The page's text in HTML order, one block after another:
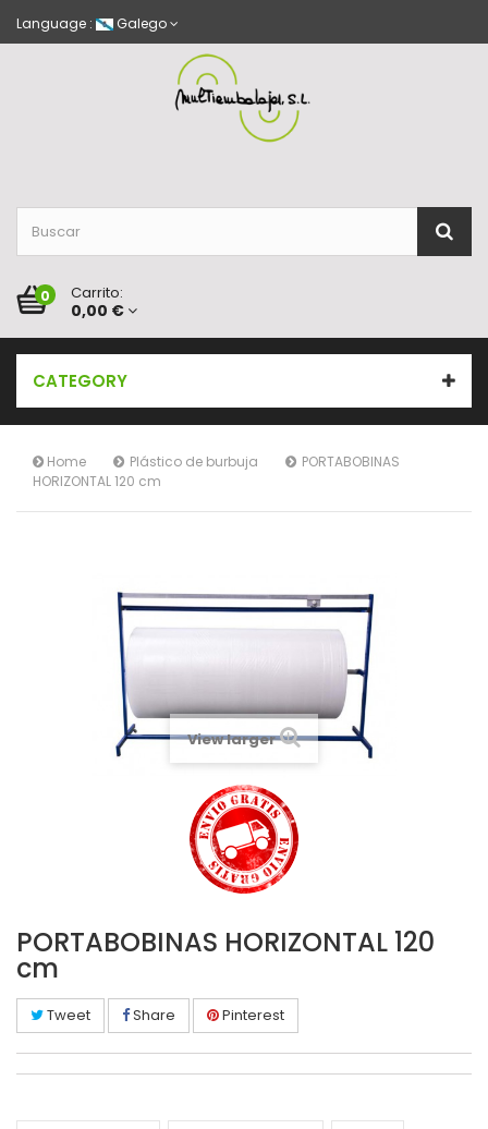
Language : Galego
0 Carrito:
0,00 €
CATEGORY
Home Plástico de burbuja
PORTABOBINAS
HORIZONTAL 120 cm
View larger
PORTABOBINAS HORIZONTAL 120
cm
Tweet Share Pinterest